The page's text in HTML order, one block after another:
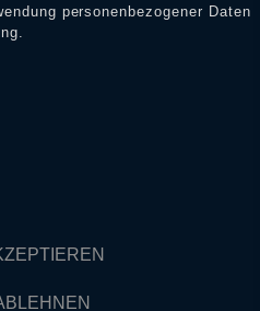
Glasche & Kuczwalska GbR
personenbezogener Daten
.